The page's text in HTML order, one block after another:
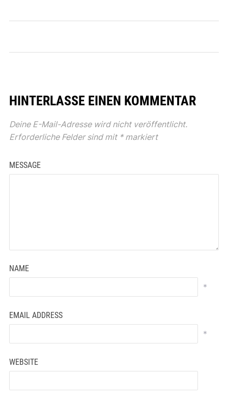
HINTERLASSE EINEN KOMMENTAR
Deine E-Mail-Adresse wird nicht veröffentlicht.
Erforderliche Felder sind mit *markiert
MESSAGE
NAME
*
EMAIL ADDRESS
*
WEBSITE